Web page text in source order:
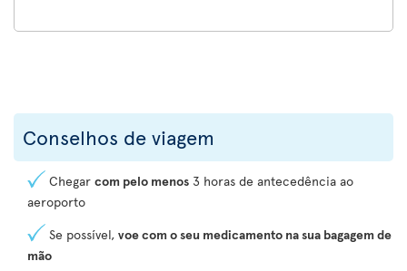
Conselhos de viagem
Chegar com pelo menos 3 horas de antecedência ao
aeroporto
Se possível, voe com o seu medicamento na sua bagagem de
mão